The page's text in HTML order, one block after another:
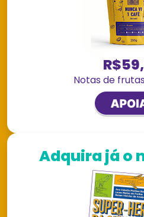
Notas de
Adquira já o